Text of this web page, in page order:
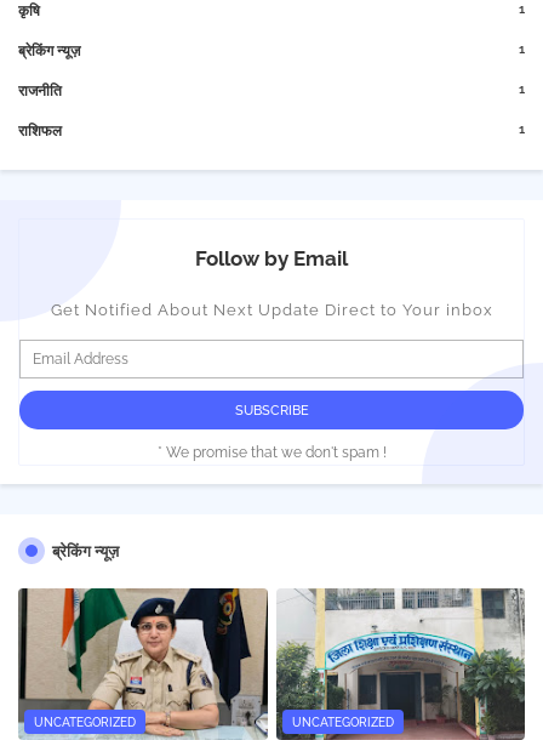
कृषि 1
ब्रेकिंग न्यूज़ 1
राजनीति 1
राशिफल 1
Follow by Email
Get Notified About Next Update Direct to Your inbox
* We promise that we don't spam !
ब्रेकिंग न्यूज़
UNCATEGORIZED UNCATEGORIZED